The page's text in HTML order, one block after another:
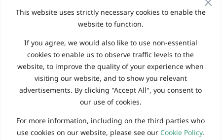
This website uses strictly necessary cookies to enable the
website to function.
If you agree, we would also like to use non-essential
cookies to enable us to observe traffic levels to the
website, to improve the quality of your experience when
visiting our website, and to show you relevant
advertisements. By clicking "Accept All", you consent to
our use of cookies.
For more information, including on the third parties who
use cookies on our website, please see our Cookie Policy.
Privātuma politika|Sīkdatņu politika
© 2026 Šo vietni pārvalda Elligo Health Research
English - United Kingdom
Deutsch – Deutschland
Español – España
Nederlands – België
Français – Belgique
Français – France